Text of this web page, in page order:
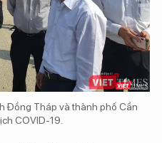
Đồng Tháp và thành phố Cần
COVID-19.